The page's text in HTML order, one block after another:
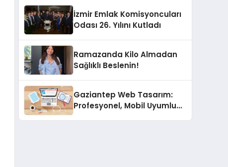
İzmir Emlak Komisyoncuları
Odası 26. Yılını Kutladı
Ramazanda Kilo Almadan
Sağlıklı Beslenin!
Gaziantep Web Tasarım:
Profesyonel, Mobil Uyumlu